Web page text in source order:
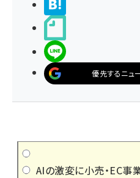
優先するニュ
AIの激変に小売・EC事